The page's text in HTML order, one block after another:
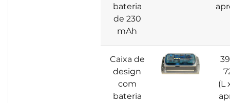
bateria
de 230
mAh
Caixa de
design
com
bateria
(L